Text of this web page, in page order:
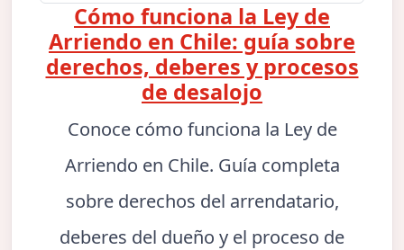
Cómo funciona la Ley de
Arriendo en Chile: guía sobre
derechos, deberes y procesos
de desalojo
Conoce cómo funciona la Ley de
Arriendo en Chile. Guía completa
sobre derechos del arrendatario,
deberes del dueño y el proceso de